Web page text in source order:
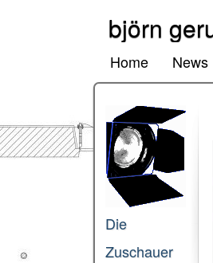
björn
Home News
Die
Zuschauer